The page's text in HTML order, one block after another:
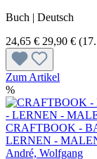
Buch | Deutsch
24,65 € 29,90 €
Zum Artikel
%
CRAFTBOOK -
LERNEN -
André, Wolfgang